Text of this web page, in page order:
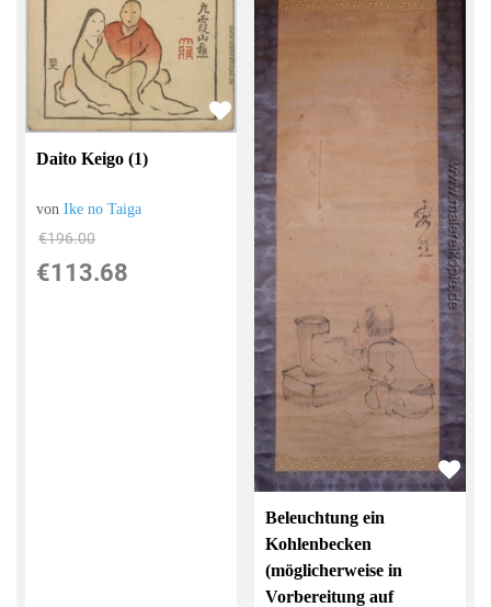
Daito Keigo (1)
vonIke no Taiga
€196.00
€113.68
Beleuchtung ein
Kohlenbecken
(möglicherweise in
Vorbereitung auf